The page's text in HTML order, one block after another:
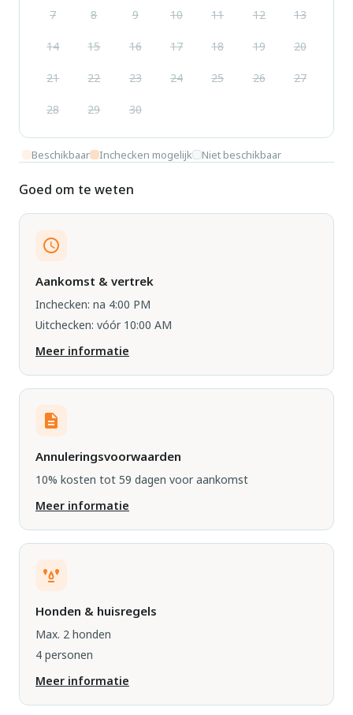
7 8 9 10 11 12 13
14 15 16 17 18 19 20
21 22 23 24 25 26 27
28 29 30
Beschikbaar Inchecken mogelijk Niet beschikbaar
Goed om te weten
Aankomst & vertrek
Inchecken: na 4:00 PM
Uitchecken: vóór 10:00 AM
Meer informatie
Annuleringsvoorwaarden
10% kosten tot 59 dagen voor aankomst
Meer informatie
Honden & huisregels
Max. 2 honden
4 personen
Meer informatie